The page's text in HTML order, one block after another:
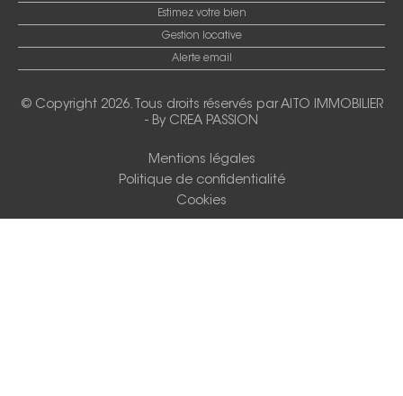
Estimez votre bien
Gestion locative
Alerte email
© Copyright 2026. Tous droits réservés parAITO IMMOBILIER
- By CREA PASSION
Mentions légales
Politique de confidentialité
Cookies